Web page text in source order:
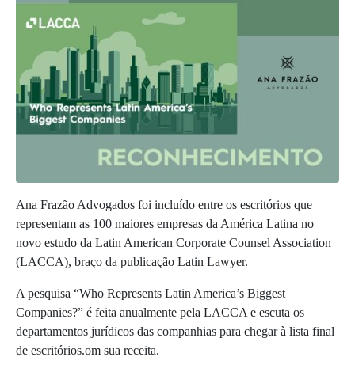
Ana Frazão Advogados foi incluído entre os escritórios que
representam as 100 maiores empresas da América Latina no
novo estudo da Latin American Corporate Counsel Association
(LACCA), braço da publicação Latin Lawyer.
A pesquisa “Who Represents Latin America’s Biggest
Companies?” é feita anualmente pela LACCA e escuta os
departamentos jurídicos das companhias para chegar à lista final
de escritórios.om sua receita.